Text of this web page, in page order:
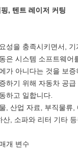
, 텐트 레이저 커팅
성을 충족시키면서,
은 시스템 소프트웨
가 아니다는 것을 보증
하기 위해 자동차 공
하고 일합니다.
, 산업 자료, 부직물류,
산, 소파와 리터 기타
개 변수